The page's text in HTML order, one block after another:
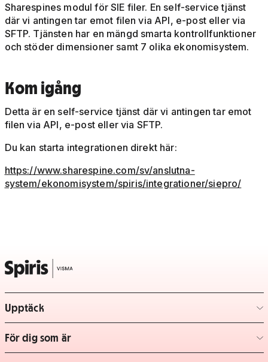
Sharespines modul för SIE filer. En self-service tjänst
där vi antingen tar emot filen via API, e-post eller via
SFTP. Tjänsten har en mängd smarta kontrollfunktioner
och stöder dimensioner samt 7 olika ekonomisystem.
Kom igång
Detta är en self-service tjänst där vi antingen tar emot
filen via API, e-post eller via SFTP.
Du kan starta integrationen direkt här:
https://www.sharespine.com/sv/anslutna-
system/ekonomisystem/spiris/integrationer/siepro/
Upptäck
– klicka för att expandera lista
För dig som är
– klicka för att expandera lista